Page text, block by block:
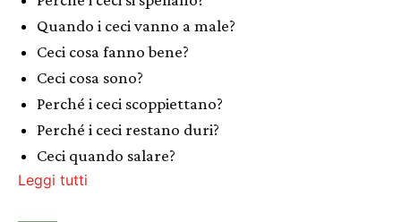
Quando i ceci vanno a male?
Ceci cosa fanno bene?
Ceci cosa sono?
Perché i ceci scoppiettano?
Perché i ceci restano duri?
Ceci quando salare?
Leggi tutti